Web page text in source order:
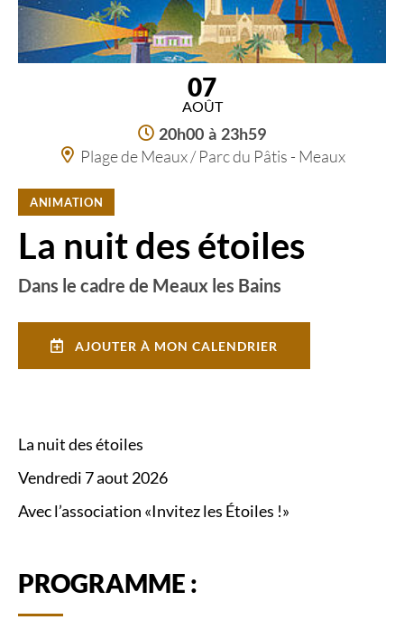
07
AOÛT
20h00 à 23h59
Plage de Meaux / Parc du Pâtis - Meaux
ANIMATION
La nuit des étoiles
Dans le cadre de Meaux les Bains
AJOUTER À MON CALENDRIER
La nuit des étoiles
Vendredi 7 aout 2026
Avec l’association «Invitez les Étoiles !»
PROGRAMME :